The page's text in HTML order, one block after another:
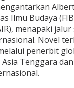
Ilmu Budaya
menapaki
Novel
penerbit
Asia Tenggara